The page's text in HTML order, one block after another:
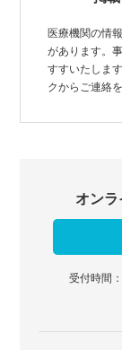
医療機関の情
があります。
すすいたしま
クからご連絡
オン
受付時間